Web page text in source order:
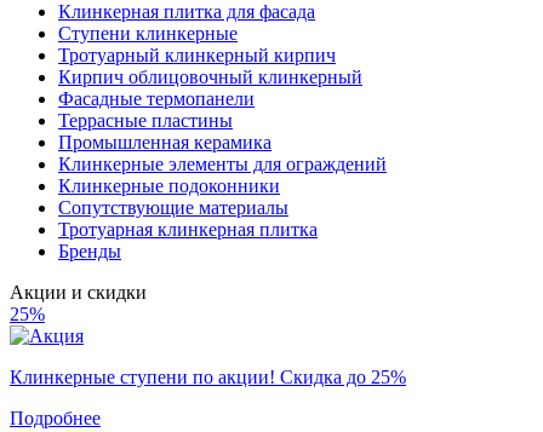
Клинкерная плитка для фасада
Ступени клинкерные
Тротуарный клинкерный кирпич
Кирпич облицовочный клинкерный
Фасадные термопанели
Террасные пластины
Промышленная керамика
Клинкерные элементы для ограждений
Клинкерные подоконники
Сопутствующие материалы
Тротуарная клинкерная плитка
Бренды
Акции и скидки
25%
Клинкерные ступени по акции! Скидка до 25%
Подробнее